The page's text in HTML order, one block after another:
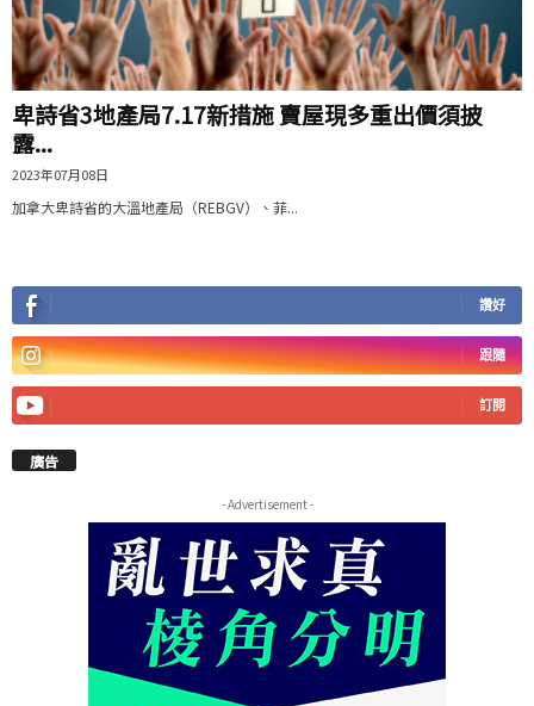
卑詩省3地產局7.17新措施 賣屋現多重出價須披
露...
2023年07月08日
加拿大卑詩省的大溫地產局（REBGV）、菲...
讚好
跟隨
訂閱
廣告
- Advertisement -